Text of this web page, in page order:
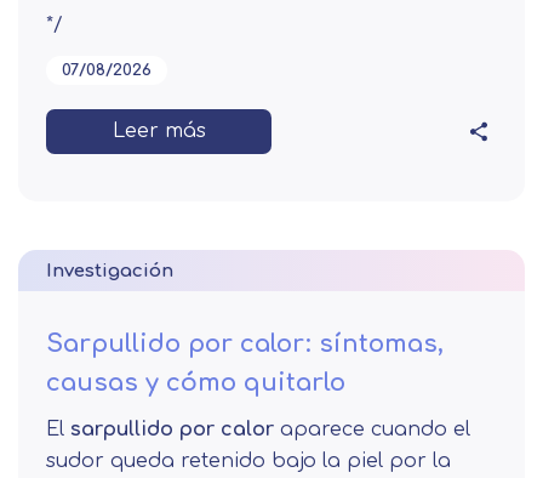
*/
07/08/2026
Leer más
Investigación
Sarpullido por calor: síntomas,
causas y cómo quitarlo
El sarpullido por calor aparece cuando el
sudor queda retenido bajo la piel por la